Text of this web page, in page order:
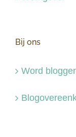
Bij ons
Word blogger